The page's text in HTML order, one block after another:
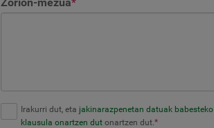
Irakurri dut, eta jakinarazpenetan datuak babesteko
klausula onartzen dut onartzen dut.*